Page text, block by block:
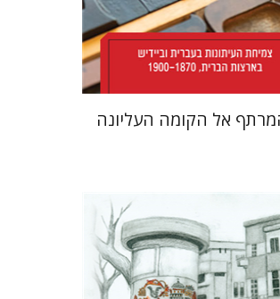
הנחת אתר ספר מודפס
$42
$38
אל הקומה העליונה
רחל רוז'נסקי
דוד בן-נחום